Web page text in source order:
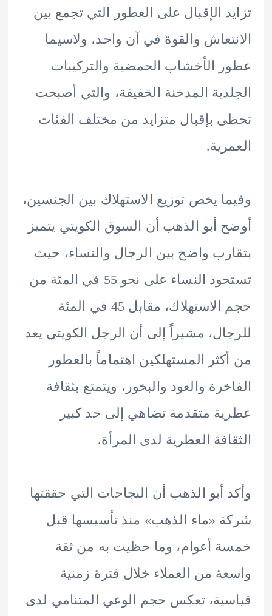
الإقبال على العطور التي تجمع بين
والقوة في آن واحد، ولاسيما
الأخشاب الحمضية والتركيبات
المدخنة الخفيفة، والتي أصبحت
بإقبال متزايد من مختلف الفئات
يخص توزيع الاستهلاك بين الجنسين،
أبو الذهب أن السوق الكويتي يتميز
واضح بين الرجال والنساء، حيث
تستحوذ النساء على نحو 55 في المئة من
حجم الاستهلاك، مقابل 45 في المئة
مشيراً إلى أن الرجل الكويتي يعد
المستهلكين اهتماماً بالعطور
والعود والبخور، ويتمتع بثقافة
متقدمة تضاهي إلى حد كبير
العطرية لدى المرأة.
أبو الذهب أن النجاحات التي حققتها
«ماء الذهب» منذ تأسيسها قبل
أعوام، وما حظيت به من ثقة
من العملاء خلال فترة زمنية
تعكس حجم الوعي المتنامي لدى